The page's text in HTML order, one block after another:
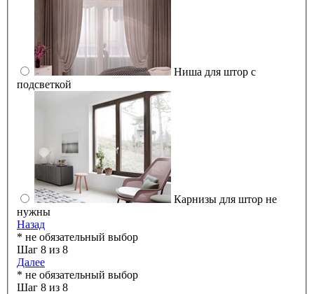
Ниша для штор с
подсветкой
Карнизы для штор не
нужны
Назад
* не обязательный выбор
Шаг 8 из 8
Далее
* не обязательный выбор
Шаг 8 из 8